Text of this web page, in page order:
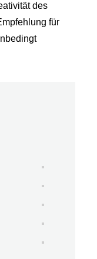
des
für